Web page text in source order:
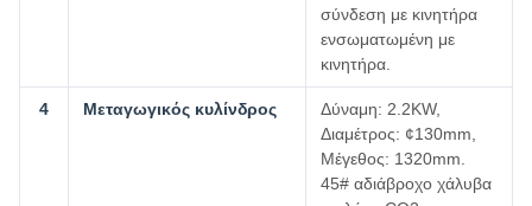
σύνδεση με κινητήρα
ενσωματωμένη με
κινητήρα.
4 Μεταγωγικός κυλίνδρος
Δύναμη: 2.2KW,
Διαμέτρος: ¢130mm,
Μέγεθος: 1320mm.
45# αδιάβροχο χάλυβα